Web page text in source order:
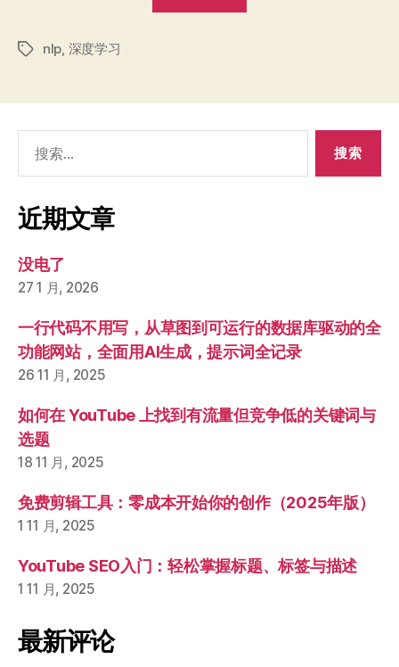
习
NLP
定
期
更
标
nlp, 深度学习
索：
近期文章
没电了
27 1 月, 2026
一行代码不用写，从草图到可运行的数据库驱动的全
功能网站，全面用AI生成，提示词全记录
26 11 月, 2025
如何在 YouTube 上找到有流量但竞争低的关键词与
选题
18 11 月, 2025
免费剪辑工具：零成本开始你的创作（2025年版）
1 11 月, 2025
YouTube SEO入门：轻松掌握标题、标签与描述
1 11 月, 2025
最新评论